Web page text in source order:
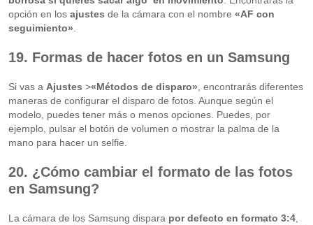
opción en los ajustes de la cámara con el nombre «AF con
seguimiento».
19. Formas de hacer fotos en un Samsung
Si vas a Ajustes >«Métodos de disparo», encontrarás diferentes
maneras de configurar el disparo de fotos. Aunque según el
modelo, puedes tener más o menos opciones. Puedes, por
ejemplo, pulsar el botón de volumen o mostrar la palma de la
mano para hacer un selfie.
20. ¿Cómo cambiar el formato de las fotos
en Samsung?
La cámara de los Samsung dispara por defecto en formato 3:4,